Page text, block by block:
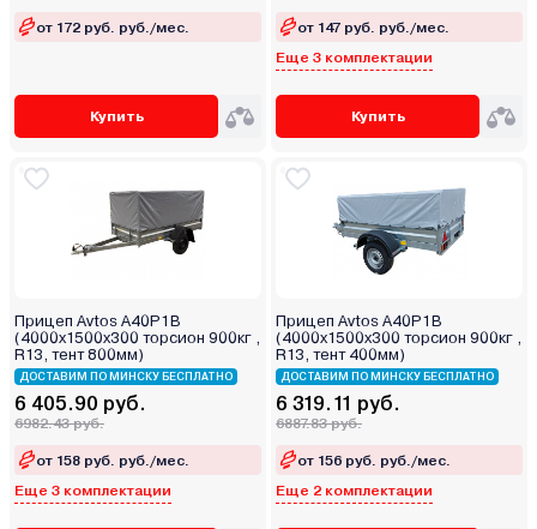
от 172 руб. руб./мес.
Купить
от 147 руб. руб./мес.
Еще 3 комплектации
Купить
Прицеп Avtos A40P1B
(4000х1500х300 торсион 900кг ,
R13, тент 800мм)
ДОСТАВИМ ПО МИНСКУ БЕСПЛАТНО
6 405.90 руб.
6982.43 руб.
от 158 руб. руб./мес.
Еще 3 комплектации
Прицеп Avtos A40P1B
(4000х1500х300 торсион 900кг ,
R13, тент 400мм)
ДОСТАВИМ ПО МИНСКУ БЕСПЛАТНО
6 319.11 руб.
6887.83 руб.
от 156 руб. руб./мес.
Еще 2 комплектации